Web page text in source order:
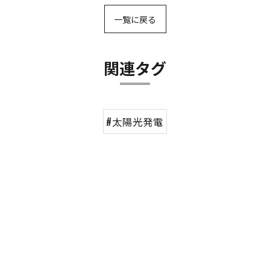
一覧に戻る
関連タグ
#太陽光発電